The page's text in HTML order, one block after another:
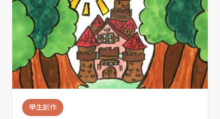
學生創作